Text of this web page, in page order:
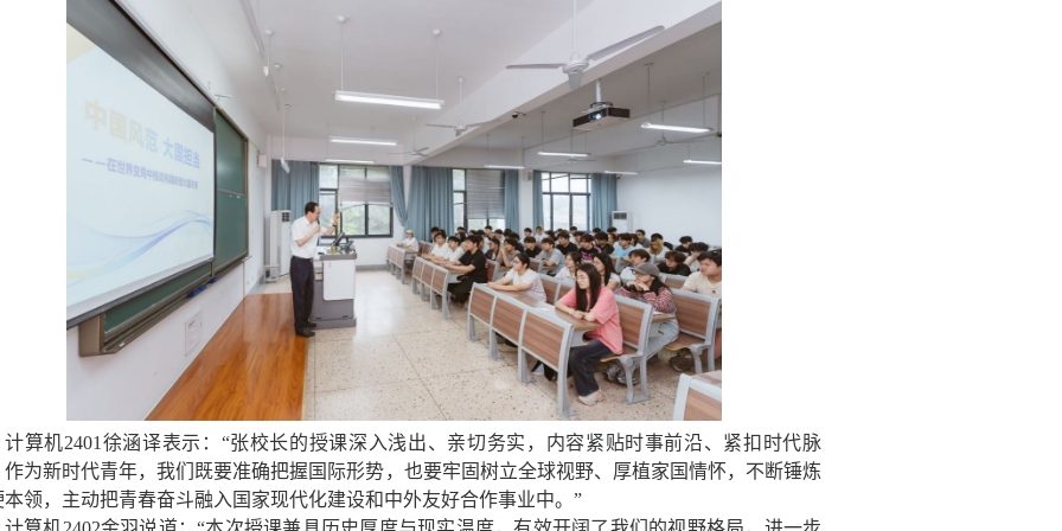
计算机2401徐涵译表示：“张校长的授课深入浅出、亲切务实，内容紧贴时事前沿、紧扣时代脉
作为新时代青年，我们既要准确把握国际形势，也要牢固树立全球视野、厚植家国情怀，不断锤炼
本领，主动把青春奋斗融入国家现代化建设和中外友好合作事业中。”